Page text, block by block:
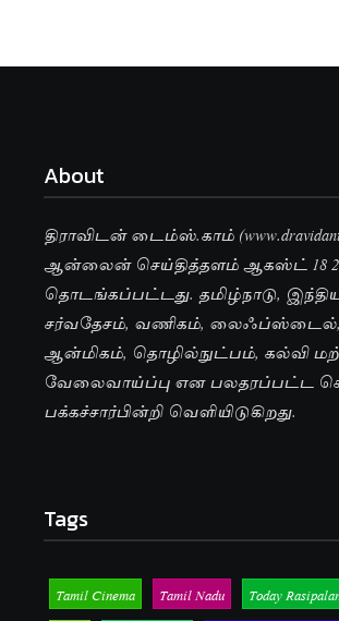
About
திராவிடன் டைம்ஸ்.காம்
ஆன்லைன் செய்தித்தளம் ஆகஸ்ட் 18
தொடங்கப்பட்டது. தமிழ்நாடு,
சர்வதேசம், வணிகம், லைஃப்ஸ்டைல்,
ஆன்மிகம், தொழில்நுட்பம், கல்வி
வேலைவாய்ப்பு என பலதரப்பட்ட
பக்கச்சார்பின்றி வெளியிடுகிறது.
Tags
Tamil Cinema Tamil Nadu Today